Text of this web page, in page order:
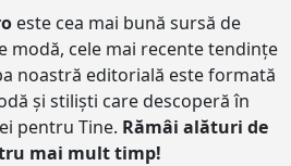
este cea mai bună sursă de
modă, cele mai recente tendințe
noastră editorială este formată
și stiliști care descoperă în
pentru Tine. Rămâi alături de
mai mult timp!